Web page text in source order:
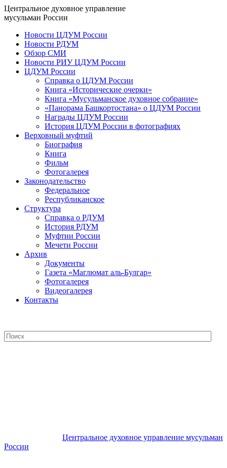
Центральное духовное управление
мусульман России
Новости ЦДУМ России
Новости РДУМ
Обзор СМИ
Новости РИУ ЦДУМ России
ЦДУМ России
Справка о ЦДУМ России
Книга «Исторические очерки»
Книга «Мусульманское духовное собрание»
«Панорама Башкортостана» о ЦДУМ России
Награды ЦДУМ России
История ЦДУМ России в фотографиях
Верховный муфтий
Биография
Книга
Фильм
Фотогалерея
Законодательство
Федеральное
Республиканское
Структура
Справка о РДУМ
История РДУМ
Муфтии России
Мечети России
Архив
Документы
Газета «Маглюмат аль-Булгар»
Фотогалерея
Видеогалерея
Контакты
Центральное духовное управление мусульман
России